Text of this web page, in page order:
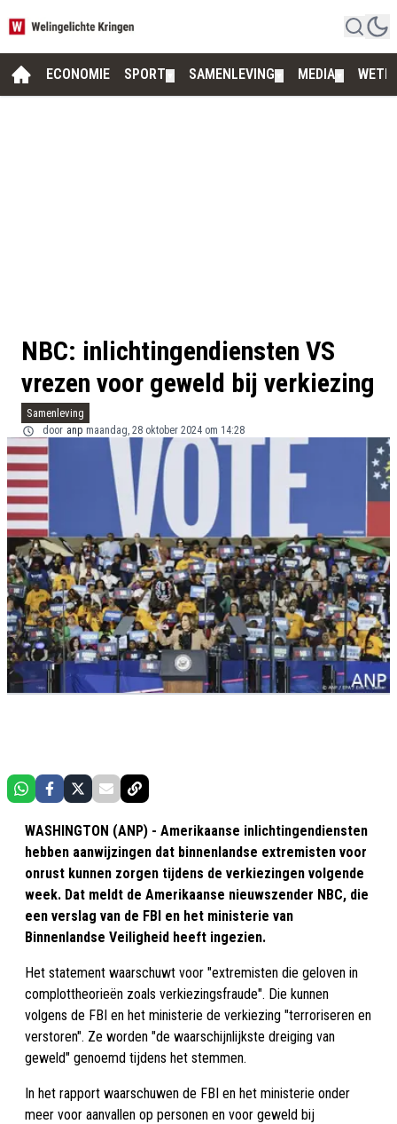
ECONOMIE SPORT SAMENLEVING MEDIA
NBC: inlichtingendiensten VS
vrezen voor geweld bij verkiezing
Samenleving
door anp maandag, 28 oktober 2024 om 14:28
WASHINGTON (ANP) - Amerikaanse inlichtingendiensten
hebben aanwijzingen dat binnenlandse extremisten voor
onrust kunnen zorgen tijdens de verkiezingen volgende
week. Dat meldt de Amerikaanse nieuwszender NBC, die
een verslag van de FBI en het ministerie van
Binnenlandse Veiligheid heeft ingezien.
Het statement waarschuwt voor "extremisten die geloven in
complottheorieën zoals verkiezingsfraude". Die kunnen
volgens de FBI en het ministerie de verkiezing "terroriseren en
verstoren". Ze worden "de waarschijnlijkste dreiging van
geweld" genoemd tijdens het stemmen.
In het rapport waarschuwen de FBI en het ministerie onder
meer voor aanvallen op personen en voor geweld bij